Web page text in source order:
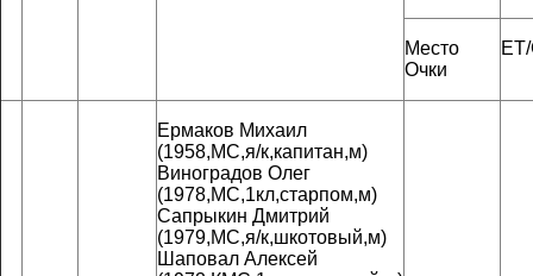
Место
Очки
Ермаков Михаил
(1958,МС,я/к,капитан,м)
Виноградов Олег
(1978,МС,1кл,старпом,м)
Сапрыкин Дмитрий
(1979,МС,я/к,шкотовый,м)
Шаповал Алексей